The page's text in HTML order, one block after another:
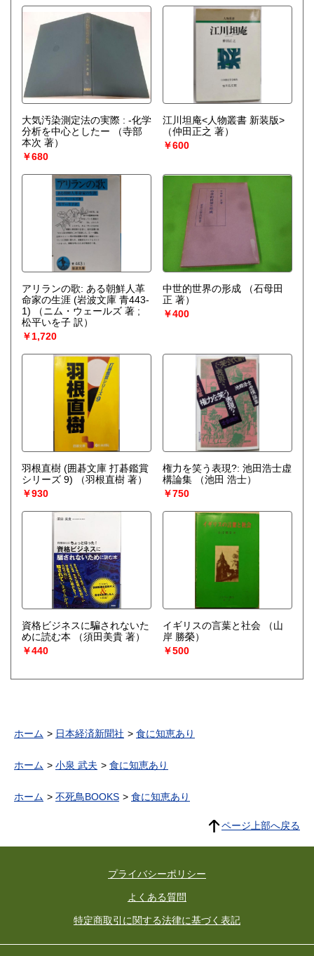
大気汚染測定法の実際 : -化学
分析を中心としたー
（寺部
本次 著）
￥680
江川坦庵<人物叢書 新装版>
（仲田正之 著）
￥600
アリランの歌: ある朝鮮人革
命家の生涯 (岩波文庫 青443-
1)
（ニム・ウェールズ 著 ;
松平いを子 訳）
￥1,720
中世的世界の形成
（石母田
正 著）
￥400
羽根直樹 (囲碁文庫 打碁鑑賞
シリーズ 9)
（羽根直樹 著）
￥930
権力を笑う表現?: 池田浩士虚
構論集
（池田 浩士）
￥750
資格ビジネスに騙されないた
めに読む本
（須田美貴 著）
￥440
イギリスの言葉と社会
（山
岸 勝榮）
￥500
ホーム 日本経済新聞社 食に知恵あり
ホーム 小泉 武夫 食に知恵あり
ホーム 不死鳥BOOKS 食に知恵あり
ページ上部へ戻る
プライバシーポリシー
よくある質問
特定商取引に関する法律に基づく表記